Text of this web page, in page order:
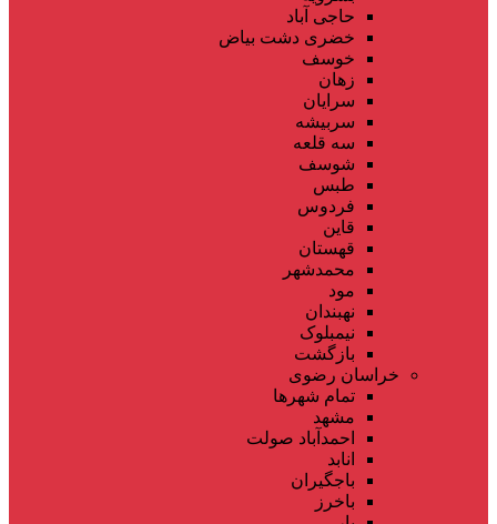
حاجی آباد
خضری دشت بیاض
خوسف
زهان
سرایان
سربیشه
سه قلعه
شوسف
طبس
فردوس
قاین
قهستان
محمدشهر
مود
نهبندان
نیمبلوک
بازگشت
خراسان رضوی
تمام شهر‌ها
مشهد
احمدآباد صولت
انابد
باجگیران
باخرز